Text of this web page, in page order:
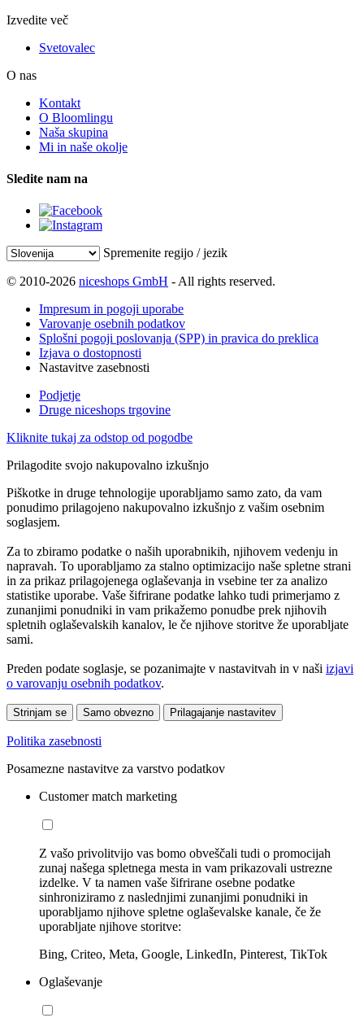
Izvedite več
Svetovalec
O nas
Kontakt
O Bloomlingu
Naša skupina
Mi in naše okolje
Sledite nam na
Spremenite regijo / jezik
© 2010-2026 niceshops GmbH - All rights reserved.
Impresum in pogoji uporabe
Varovanje osebnih podatkov
Splošni pogoji poslovanja (SPP) in pravica do preklica
Izjava o dostopnosti
Nastavitve zasebnosti
Podjetje
Druge niceshops trgovine
Kliknite tukaj za odstop od pogodbe
Prilagodite svojo nakupovalno izkušnjo
Piškotke in druge tehnologije uporabljamo samo zato, da vam
ponudimo prilagojeno nakupovalno izkušnjo z vašim osebnim
soglasjem.
Za to zbiramo podatke o naših uporabnikih, njihovem vedenju in
napravah. To uporabljamo za stalno optimizacijo naše spletne strani
in za prikaz prilagojenega oglaševanja in vsebine ter za analizo
statistike uporabe. Vaše šifrirane podatke lahko tudi primerjamo z
zunanjimi ponudniki in vam prikažemo ponudbe prek njihovih
spletnih oglaševalskih kanalov, le če njihove storitve že uporabljate
sami.
Preden podate soglasje, se pozanimajte v nastavitvah in v naši izjavi
o varovanju osebnih podatkov.
Strinjam se Samo obvezno Prilagajanje nastavitev
Politika zasebnosti
Posamezne nastavitve za varstvo podatkov
Customer match marketing
Z vašo privolitvijo vas bomo obveščali tudi o promocijah
zunaj našega spletnega mesta in vam prikazovali ustrezne
izdelke. V ta namen vaše šifrirane osebne podatke
sinhroniziramo z naslednjimi zunanjimi ponudniki in
uporabljamo njihove spletne oglaševalske kanale, če že
uporabljate njihove storitve:
Bing, Criteo, Meta, Google, LinkedIn, Pinterest, TikTok
Oglaševanje